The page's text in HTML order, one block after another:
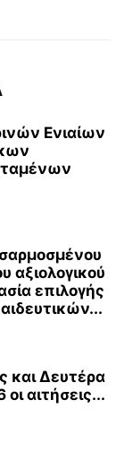
Ενιαίων
αξιολογικού
επιλογής
και Δευτέρα
αιτήσεις...